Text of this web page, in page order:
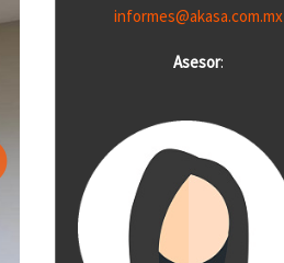
informes@akasa.com.mx
Asesor: